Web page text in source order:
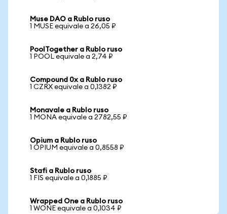
Muse DAO a Rublo ruso
1 MUSE equivale a 26,05 ₽
PoolTogether a Rublo ruso
1 POOL equivale a 2,74 ₽
Compound 0x a Rublo ruso
1 CZRX equivale a 0,1382 ₽
Monavale a Rublo ruso
1 MONA equivale a 2782,55 ₽
Opium a Rublo ruso
1 OPIUM equivale a 0,8558 ₽
Stafi a Rublo ruso
1 FIS equivale a 0,1885 ₽
Wrapped One a Rublo ruso
1 WONE equivale a 0,1034 ₽